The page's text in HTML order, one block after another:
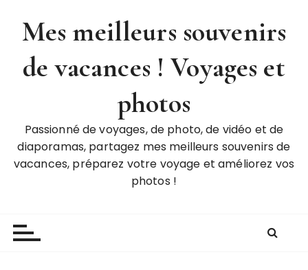
Mes meilleurs souvenirs
de vacances ! Voyages et
photos
Passionné de voyages, de photo, de vidéo et de
diaporamas, partagez mes meilleurs souvenirs de
vacances, préparez votre voyage et améliorez vos
photos !